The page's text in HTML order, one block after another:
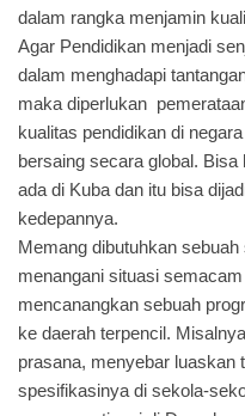
dalam rangka menjamin
Agar Pendidikan menjadi
dalam menghadapi
maka diperlukan
kualitas pendidikan di
bersaing secara global.
ada di Kuba dan itu bisa
kedepannya.
Memang dibutuhkan
menangani situasi
mencanangkan sebuah
ke daerah terpencil.
prasana, menyebar luaskan
spesifikasinya di sekola-